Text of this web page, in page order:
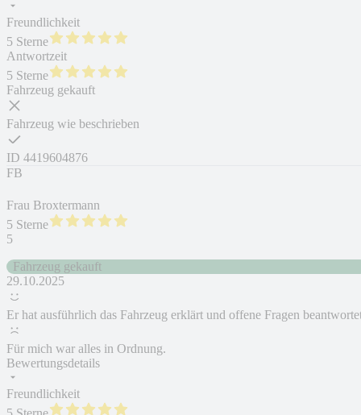
Freundlichkeit
5 Sterne
Antwortzeit
5 Sterne
Fahrzeug gekauft
Fahrzeug wie beschrieben
ID 4419604876
FB
Frau Broxtermann
5 Sterne
5
Fahrzeug gekauft
29.10.2025
Er hat ausführlich das Fahrzeug erklärt und offene Fragen
Für mich war alles in Ordnung.
Bewertungsdetails
Freundlichkeit